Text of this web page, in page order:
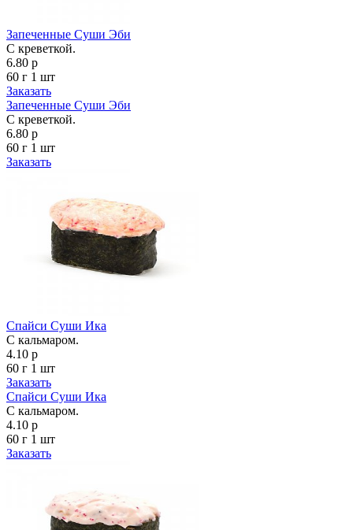
Запеченные Суши Эби
С креветкой.
6.80 р
60 г 1 шт
Заказать
Запеченные Суши Эби
С креветкой.
6.80 р
60 г 1 шт
Заказать
Спайси Суши Ика
С кальмаром.
4.10 р
60 г 1 шт
Заказать
Спайси Суши Ика
С кальмаром.
4.10 р
60 г 1 шт
Заказать